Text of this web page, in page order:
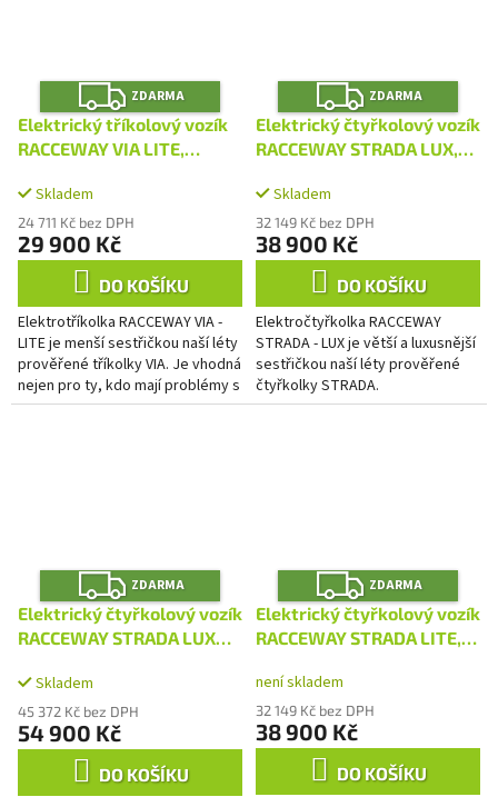
Z
D
A
R
M
ZDARMA
Elektrický tříkolový vozík
RACCEWAY VIA LITE,
Skladem
24 711 Kč bez DPH
29 900 Kč
DO KOŠÍKU
Elektrotříkolka RACCEWAY VIA -
LITE je menší sestřičkou naší léty
prověřené tříkolky VIA. Je vhodná
nejen pro ty, kdo mají problémy s
chůzí a pohybovým aparátem, ale
Z
D
A
R
M
ZDARMA
Elektrický čtyřkolový vozík
RACCEWAY STRADA LUX,
Skladem
32 149 Kč bez DPH
38 900 Kč
DO KOŠÍKU
Elektročtyřkolka RACCEWAY
STRADA - LUX je větší a luxusnější
sestřičkou naší léty prověřené
čtyřkolky STRADA.
Z
D
A
R
M
ZDARMA
Elektrický čtyřkolový vozík
RACCEWAY STRADA LUX
Skladem
45 372 Kč bez DPH
54 900 Kč
DO KOŠÍKU
Z
D
A
R
M
ZDARMA
Elektrický čtyřkolový vozík
RACCEWAY STRADA LITE,
není skladem
32 149 Kč bez DPH
38 900 Kč
DO KOŠÍKU